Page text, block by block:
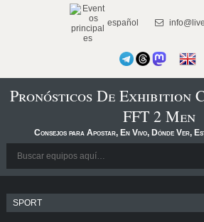
español
Pronósticos De Exhibition
FFT 2 Men
Consejos para Apostar, En Vivo, Dónde Ver,